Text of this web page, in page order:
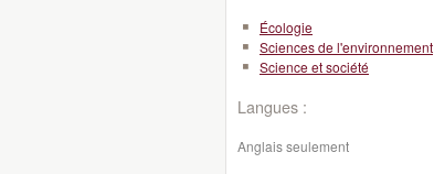
Écologie
Sciences de l'environnement
Science et société
Langues :
Anglais seulement